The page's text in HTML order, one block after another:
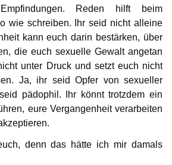
Reden hilft beim
wie schreiben. Ihr seid nicht alleine
kann euch darin bestärken, über
die euch sexuelle Gewalt angetan
unter Druck und setzt euch nicht
Ja, ihr seid Opfer von sexueller
pädophil. Ihr könnt trotzdem ein
eure Vergangenheit verarbeiten
denn das hätte ich mir damals